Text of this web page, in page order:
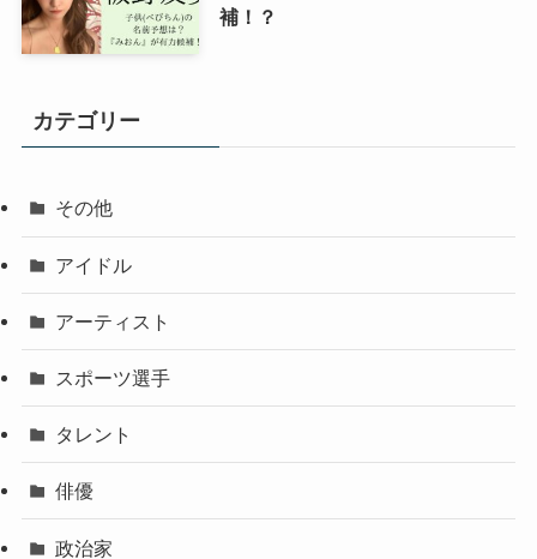
補！？
カテゴリー
その他
アイドル
アーティスト
スポーツ選手
タレント
俳優
政治家